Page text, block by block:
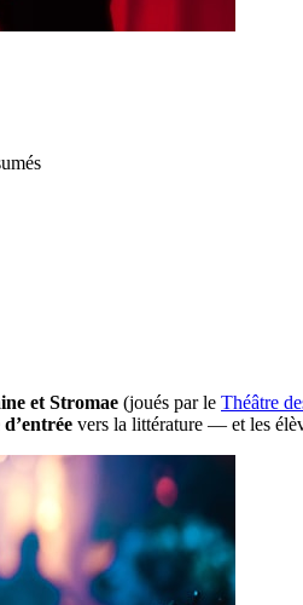
et Stromae (joués par le Théâtre
vers la littérature — et les